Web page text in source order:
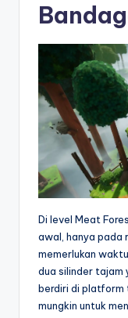
Di level Meat
awal, hanya pada
memerlukan
dua silinder tajam
berdiri di platform
mungkin untuk